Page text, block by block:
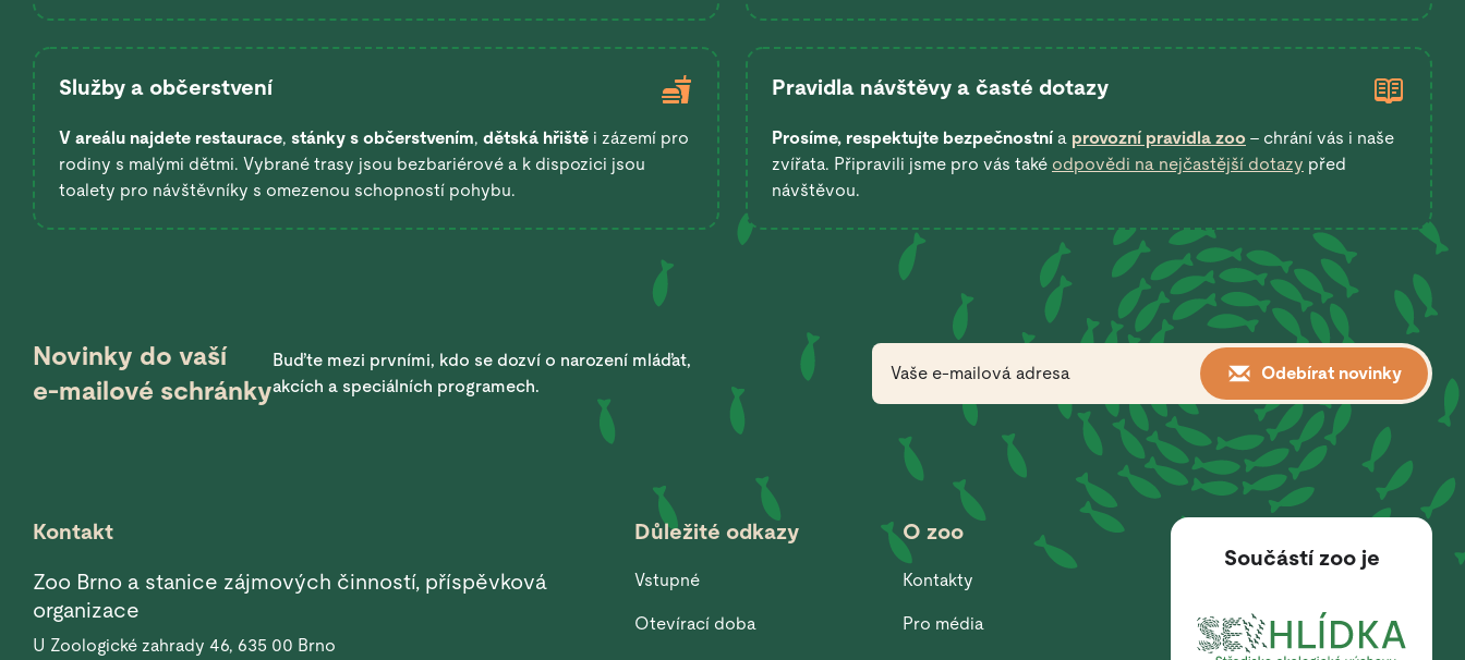
Služby a občerstvení
V areálu najdete restaurace, stánky s občerstvením, dětská hřiště i zázemí pro
rodiny s malými dětmi. Vybrané trasy jsou bezbariérové a k dispozici jsou
toalety pro návštěvníky s omezenou schopností pohybu.
Pravidla návštěvy a časté dotazy
Prosíme, respektujte bezpečnostní a provozní pravidla zoo – chrání vás i naše
zvířata. Připravili jsme pro vás také odpovědi na nejčastější dotazy před
návštěvou.
Novinky do vaší
e-mailové schránky
Buďte mezi prvními, kdo se dozví o narození mláďat,
akcích a speciálních programech.
Odebírat novinky
Kontakt
Zoo Brno a stanice zájmových činností, příspěvková
organizace
U Zoologické zahrady 46, 635 00 Brno
Důležité odkazy
Vstupné
Otevírací doba
O zoo
Kontakty
Pro média
Součástí zoo je